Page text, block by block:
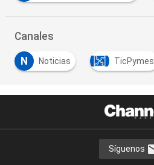
Canales
N Noticias TicPymes
Síguenos